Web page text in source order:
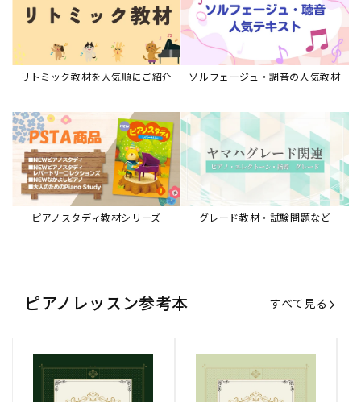
リトミック教材を人気順にご紹介 ソルフェージュ・調音の人気教材
ピアノスタディ教材シリーズ グレード教材・試験問題など
ピアノレッスン参考本 すべて見る